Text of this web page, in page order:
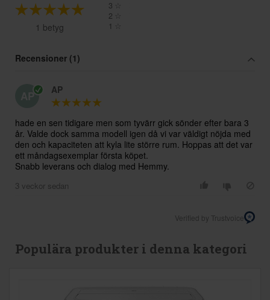
1 betyg
3
2
1
Recensioner (1)
AP
hade en sen tidigare men som tyvärr gick sönder efter bara 3
år. Valde dock samma modell igen då vi var väldigt nöjda med
den och kapaciteten att kyla lite större rum. Hoppas att det var
ett måndagsexemplar första köpet.
Snabb leverans och dialog med Hemmy.
3 veckor sedan
Verified by Trustvoice
Populära produkter i denna kategori